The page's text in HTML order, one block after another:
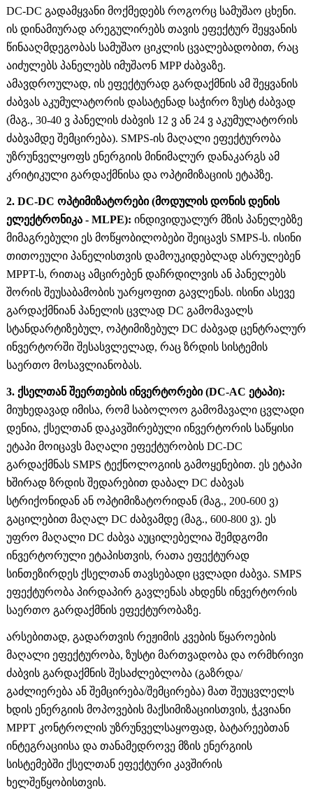
DC-DC გადამყვანი მოქმედებს როგორც სამუშაო ცხენი.
ის დინამიურად არეგულირებს თავის ეფექტურ შეყვანის
წინააღმდეგობას სამუშაო ციკლის ცვალებადობით, რაც
აიძულებს პანელებს იმუშაონ MPP ძაბვაზე.
ამავდროულად, ის ეფექტურად გარდაქმნის ამ შეყვანის
ძაბვას აკუმულატორის დასატენად საჭირო ზუსტ ძაბვად
(მაგ., 30-40 ვ პანელის ძაბვის 12 ვ ან 24 ვ აკუმულატორის
ძაბვამდე შემცირება). SMPS-ის მაღალი ეფექტურობა
უზრუნველყოფს ენერგიის მინიმალურ დანაკარგს ამ
კრიტიკული გარდაქმნისა და ოპტიმიზაციის ეტაპზე.
2. DC-DC ოპტიმიზატორები (მოდულის დონის დენის
ელექტრონიკა - MLPE): ინდივიდუალურ მზის პანელებზე
მიმაგრებული ეს მოწყობილობები შეიცავს SMPS-ს. ისინი
თითოეული პანელისთვის დამოუკიდებლად ასრულებენ
MPPT-ს, რითაც ამცირებენ დაჩრდილვის ან პანელებს
შორის შეუსაბამობის უარყოფით გავლენას. ისინი ასევე
გარდაქმნიან პანელის ცვლად DC გამომავალს
სტანდარტიზებულ, ოპტიმიზებულ DC ძაბვად ცენტრალურ
ინვერტორში შესასვლელად, რაც ზრდის სისტემის
საერთო მოსავლიანობას.
3. ქსელთან შეერთების ინვერტორები (DC-AC ეტაპი):
მიუხედავად იმისა, რომ საბოლოო გამომავალი ცვლადი
დენია, ქსელთან დაკავშირებული ინვერტორის საწყისი
ეტაპი მოიცავს მაღალი ეფექტურობის DC-DC
გარდაქმნას SMPS ტექნოლოგიის გამოყენებით. ეს ეტაპი
ხშირად ზრდის შედარებით დაბალ DC ძაბვას
სტრიქონიდან ან ოპტიმიზატორიდან (მაგ., 200-600 ვ)
გაცილებით მაღალ DC ძაბვამდე (მაგ., 600-800 ვ). ეს
უფრო მაღალი DC ძაბვა აუცილებელია შემდგომი
ინვერტორული ეტაპისთვის, რათა ეფექტურად
სინთეზირდეს ქსელთან თავსებადი ცვლადი ძაბვა. SMPS
ეფექტურობა პირდაპირ გავლენას ახდენს ინვერტორის
საერთო გარდაქმნის ეფექტურობაზე.
არსებითად, გადართვის რეჟიმის კვების წყაროების
მაღალი ეფექტურობა, ზუსტი მართვადობა და ორმხრივი
ძაბვის გარდაქმნის შესაძლებლობა (გაზრდა/
გაძლიერება ან შემცირება/შემცირება) მათ შეუცვლელს
ხდის ენერგიის მოპოვების მაქსიმიზაციისთვის, ჭკვიანი
MPPT კონტროლის უზრუნველსაყოფად, ბატარეებთან
ინტეგრაციისა და თანამედროვე მზის ენერგიის
სისტემებში ქსელთან ეფექტური კავშირის
ხელშეწყობისთვის.